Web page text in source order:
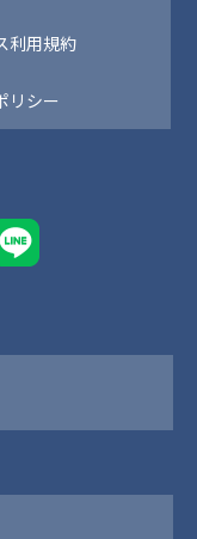
利用規約
リシー